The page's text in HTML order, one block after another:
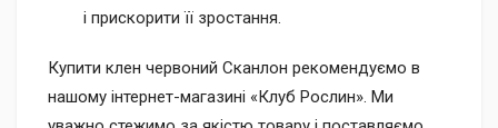
і прискорити її зростання.
Купити клен червоний Сканлон рекомендуємо в
нашому інтернет-магазині «Клуб Рослин». Ми